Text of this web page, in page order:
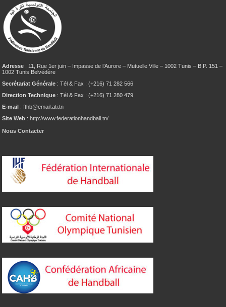
Adresse : 11, Rue 1er juin – Impasse de l’Aurore – Mutuelle Ville – 1002 Tunis – B.P. 151 –
1002 Tunis Belvédère
Secrétariat Générale : Tél & Fax : (+216) 71 282 566
Direction Technique : Tél & Fax : (+216) 71 280 479
E-mail : fthb@email.ati.tn
Site Web : http://www.federationhandball.tn/
Nous Contacter